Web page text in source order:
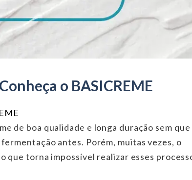
o BASICREME
de boa qualidade e longa duração sem que
antes. Porém, muitas vezes, o
que torna impossível realizar esses